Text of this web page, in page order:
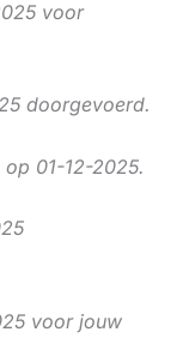
voor
doorgevoerd.
01-12-2025.
voor jouw